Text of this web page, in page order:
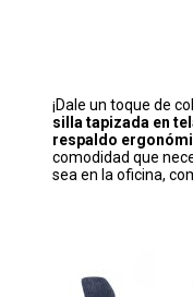
¡Dale un toque de
silla tapizada en
respaldo
comodidad que
sea en la oficina,